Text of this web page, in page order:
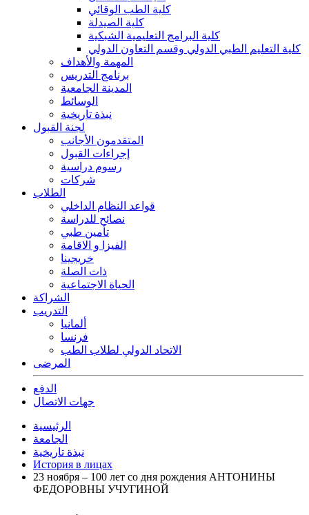
كلية الطب الوقائي
كلية الصيدلة
كلية البرامج التعليمية الشبكية
كلية التعليم الطبي الدولي وقسم التعاون الدولي
المهمة والأهداف
برنامج التدريس
المدينة الجامعية
الوسائط
نبذة تاريخية
لجنة القبول
المتقدمون الأجانب
إجراءات القبول
رسوم دراسية
شركات
الطلاب
قواعد النظام الداخلي
نصائح للدراسة
تأمين طبي
الفيزا و الاقامة
خريجينا
ذات الصلة
الحياة الاجتماعية
الشراكة
التدريب
ألمانيا
فرنسا
الاتحاد الدولي لطلاب الطب
المرضى
الدفع
جهات الاتصال
الرئيسية
الجامعة
نبذة تاريخية
История в лицах
23 ноября – 100 лет со дня рождения АНТОНИНЫ
ФЕДОРОВНЫ УЧУГИНОЙ